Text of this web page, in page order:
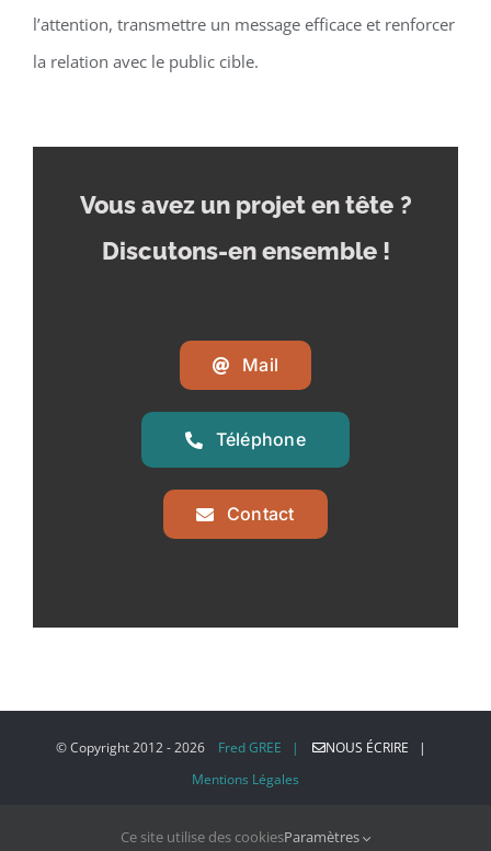
l’attention, transmettre un message efficace et renforcer
la relation avec le public cible.
Vous avez un projet en tête ?
Discutons-en ensemble !
Mail
Téléphone
Contact
© Copyright 2012 -2026 Fred GREE |
NOUS ÉCRIRE |
Mentions Légales
Ce site utilise des cookiesParamètres